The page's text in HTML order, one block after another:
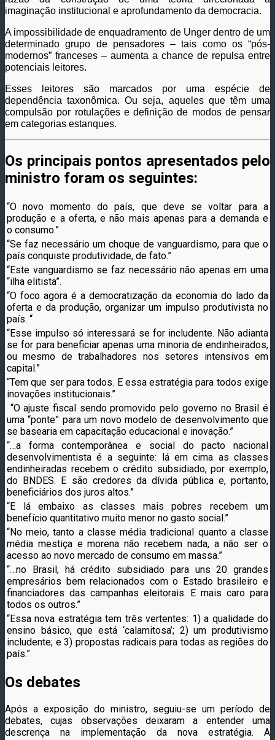
imaginação institucional e aprofundamento da democracia.
A impossibilidade de enquadramento de Unger dentro de um
determinado grupo de pensadores – tais como os “pós-
modernos” franceses – aumenta a chance de repulsa entre
potenciais leitores.
Esses leitores são marcados por uma espécie de
dependência taxonômica. Ou seja, aqueles que têm uma
compulsão por rotulações e definição de modos de pensar
em categorias estanques.
Os principais pontos apresentados pelo
ministro foram os seguintes:
“O novo momento do país, que deve se voltar para a
produção e a oferta, e não mais apenas para a demanda e
o consumo.”
“Se faz necessário um choque de vanguardismo, para que o
país conquiste produtividade, de fato.”
“Este vanguardismo se faz necessário não apenas em uma
“ilha elitista”.
“O foco agora é a democratização da economia do lado da
oferta e da produção, organizar um impulso produtivista no
país. “
“Esse impulso só interessará se for includente. Não adianta
se for para beneficiar apenas uma minoria de endinheirados,
ou mesmo de trabalhadores nos setores intensivos em
capital.”
“Tem que ser para todos. E essa estratégia para todos exige
inovações institucionais.”
“O ajuste fiscal sendo promovido pelo governo no Brasil é
uma “ponte” para um novo modelo de desenvolvimento que
se basearia em capacitação educacional e inovação.”
“…a forma contemporânea e social do pacto nacional
desenvolvimentista é a seguinte: lá em cima as classes
endinheiradas recebem o crédito subsidiado, por exemplo,
do BNDES. E são credores da dívida pública e, portanto,
beneficiários dos juros altos.”
“E lá embaixo as classes mais pobres recebem um
benefício quantitativo muito menor no gasto social.”
“No meio, tanto a classe média tradicional quanto a classe
média mestiça e morena não recebem nada, a não ser o
acesso ao novo mercado de consumo em massa.”
“…no Brasil, há crédito subsidiado para uns 20 grandes
empresários bem relacionados com o Estado brasileiro e
financiadores das campanhas eleitorais. E mais caro para
todos os outros.”
“Essa nova estratégia tem três vertentes: 1) a qualidade do
ensino básico, que está ‘calamitosa’; 2) um produtivismo
includente; e 3) propostas radicais para todas as regiões do
país.”
Os debates
Após a exposição do ministro, seguiu-se um período de
debates, cujas observações deixaram a entender uma
descrença na implementação da nova estratégia. A